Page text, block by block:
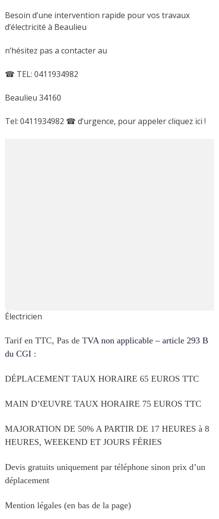
Besoin d’une intervention rapide pour vos travaux
d’électricité à Beaulieu
n’hésitez pas a contacter au
☎ TEL: 0411934982
Beaulieu 34160
Tel: 0411934982 ☎ d’urgence, pour appeler cliquez ici !
Électricien
Tarif en TTC, Pas de TVA non applicable – article 293 B
du CGI :
DÉPLACEMENT TAUX HORAIRE 65 EUROS TTC
MAIN D’ŒUVRE TAUX HORAIRE 75 EUROS TTC
MAJORATION DE 50% A PARTIR DE 17 HEURES à 8
HEURES, WEEKEND ET JOURS FÉRIES
Devis gratuits uniquement par téléphone sinon prix d’un
déplacement
Mention légales (en bas de la page)